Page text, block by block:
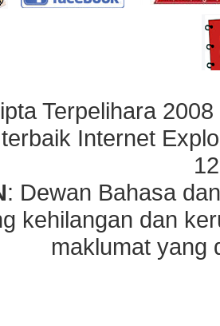
Terpelihara
Internet
: Dewan Bahasa
kehilangan dan
maklumat yang